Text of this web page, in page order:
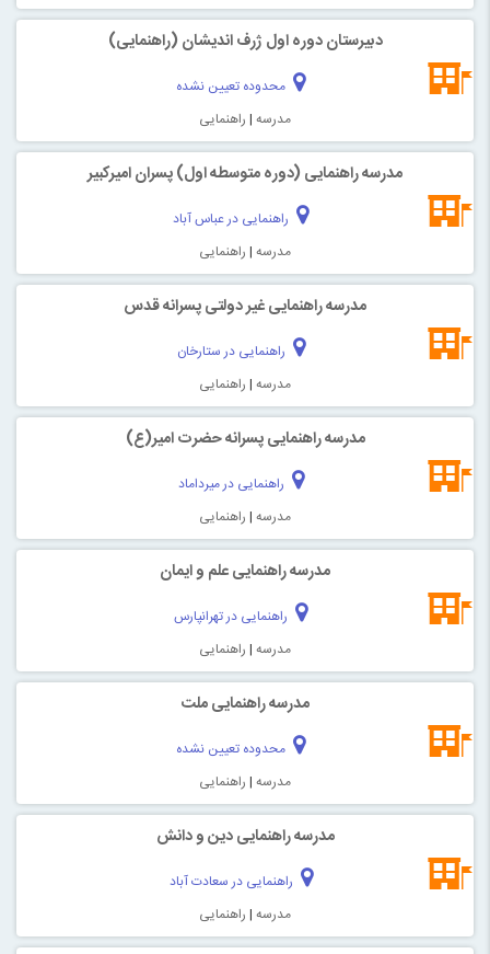
دبیرستان دوره اول ژرف اندیشان (راهنمایی)
محدوده تعیین نشده
مدرسه | راهنمایی
مدرسه راهنمایی (دوره متوسطه اول) پسران امیرکبیر
راهنمایی در عباس آباد
مدرسه | راهنمایی
مدرسه راهنمایی غیر دولتی پسرانه قدس
راهنمایی در ستارخان
مدرسه | راهنمایی
مدرسه راهنمایی پسرانه حضرت امیر(ع)
راهنمایی در میرداماد
مدرسه | راهنمایی
مدرسه راهنمایی علم و ایمان
راهنمایی در تهرانپارس
مدرسه | راهنمایی
مدرسه راهنمایی ملت
محدوده تعیین نشده
مدرسه | راهنمایی
مدرسه راهنمایی دین و دانش
راهنمایی در سعادت آباد
مدرسه | راهنمایی